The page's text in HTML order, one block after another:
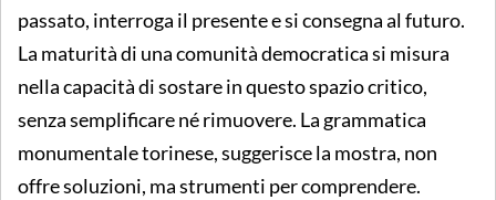
passato, interroga il presente e si consegna al futuro.
La maturità di una comunità democratica si misura
nella capacità di sostare in questo spazio critico,
senza semplificare né rimuovere. La grammatica
monumentale torinese, suggerisce la mostra, non
offre soluzioni, ma strumenti per comprendere.